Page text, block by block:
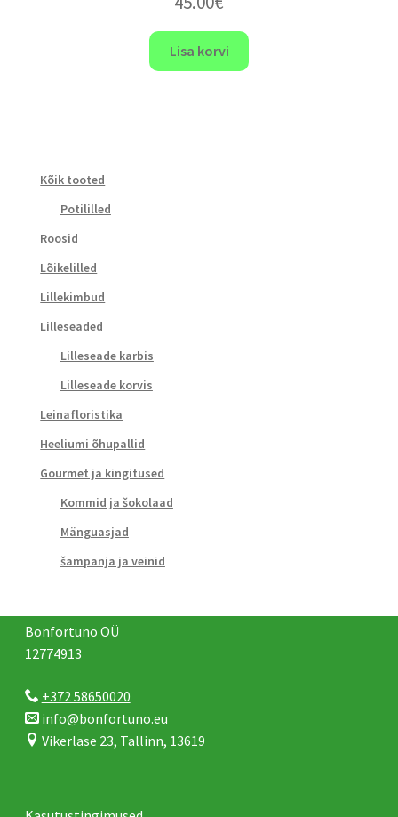
Lisa korvi
Kõik tooted
Potililled
Roosid
Lõikelilled
Lillekimbud
Lilleseaded
Lilleseade karbis
Lilleseade korvis
Leinafloristika
Heeliumi õhupallid
Gourmet ja kingitused
Kommid ja šokolaad
Mänguasjad
šampanja ja veinid
Bonfortuno OÜ
12774913
+372 58650020
info@bonfortuno.eu
Vikerlase 23, Tallinn, 13619